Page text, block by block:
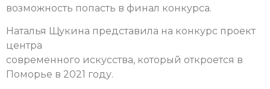
возможность попасть в финал конкурса.
Наталья Щукина представила на конкурс проект
центра
современного искусства, который откроется в
Поморье в 2021 году.